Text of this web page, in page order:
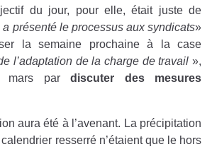
du jour, pour elle, était juste de
a présenté le processus aux syndicats»
la semaine prochaine à la case
l’adaptation de la charge de travail »,
mars par discuter des mesures
aura été à l’avenant. La précipitation
resserré n’étaient que le hors